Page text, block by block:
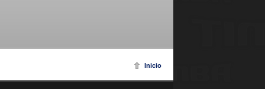
Inicio